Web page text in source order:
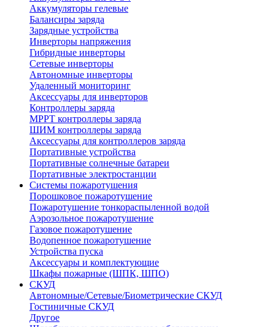
Аккумуляторы гелевые
Балансиры заряда
Зарядные устройства
Инверторы напряжения
Гибридные инверторы
Сетевые инверторы
Автономные инверторы
Удаленный мониторинг
Аксессуары для инверторов
Контроллеры заряда
MPPT контроллеры заряда
ШИМ контроллеры заряда
Аксессуары для контроллеров заряда
Портативные устройства
Портативные солнечные батареи
Портативные электростанции
Системы пожаротушения
Порошковое пожаротушение
Пожаротушение тонкораспыленной водой
Аэрозольное пожаротушение
Газовое пожаротушение
Водопенное пожаротушение
Устройства пуска
Аксессуары и комплектующие
Шкафы пожарные (ШПК, ШПО)
СКУД
Автономные/Сетевые/Биометрические СКУД
Гостиничные СКУД
Другое